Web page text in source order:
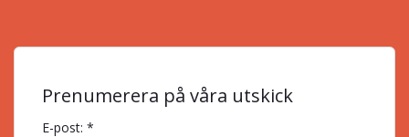
Prenumerera på våra utskick
E-post: *